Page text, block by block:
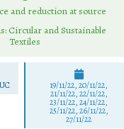
and reduction at source
Circular and Sustainable
Textiles
19/11/22, 20/11/22,
21/11/22, 22/11/22,
23/11/22, 24/11/22,
25/11/22, 26/11/22,
27/11/22